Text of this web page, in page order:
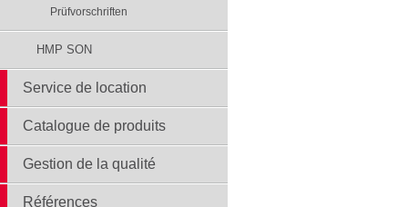
Prüfvorschriften
HMP SON
Service de location
Catalogue de produits
Gestion de la qualité
Références